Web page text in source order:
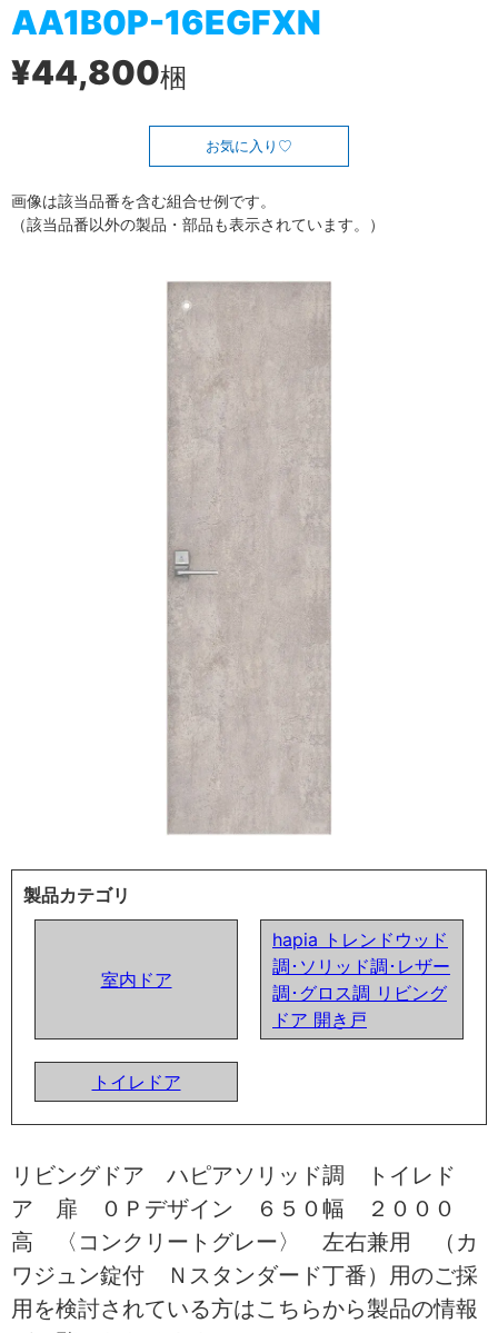
AA1B0P-16EGFXN
¥44,800梱
お気に入り
画像は該当品番を含む組合せ例です。
（該当品番以外の製品・部品も表示されています。）
製品カテゴリ
室内ドア
hapia トレンドウッド
調･ソリッド調･レザー
調･グロス調 リビング
ドア 開き戸
トイレドア
リビングドア ハピアソリッド調 トイレド
ア 扉 ０Ｐデザイン ６５０幅 ２０００
高 〈コンクリートグレー〉 左右兼用 （カ
ワジュン錠付 Ｎスタンダード丁番）用のご採
用を検討されている方はこちらから製品の情報